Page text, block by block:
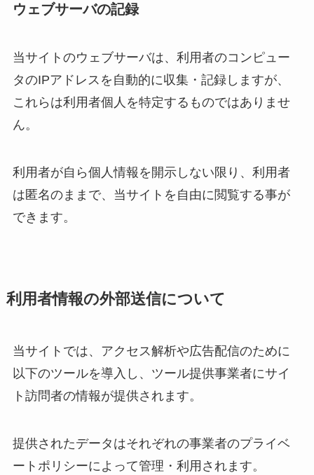
ウェブサーバの記録
当サイトのウェブサーバは、利用者のコンピュー
タのIPアドレスを自動的に収集・記録しますが、
これらは利用者個人を特定するものではありませ
ん。
利用者が自ら個人情報を開示しない限り、利用者
は匿名のままで、当サイトを自由に閲覧する事が
できます。
利用者情報の外部送信について
当サイトでは、アクセス解析や広告配信のために
以下のツールを導入し、ツール提供事業者にサイ
ト訪問者の情報が提供されます。
提供されたデータはそれぞれの事業者のプライベ
ートポリシーによって管理・利用されます。